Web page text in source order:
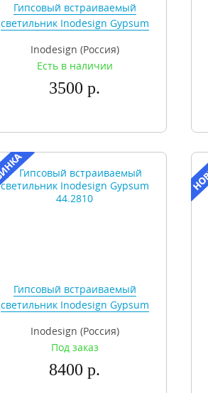
Гипсовый встраиваемый
светильник Inodesign Gypsum
Inodesign (Россия)
Есть в наличии
3500 р.
Гипсовый встраиваемый
светильник Inodesign Gypsum
Inodesign (Россия)
Под заказ
8400 р.